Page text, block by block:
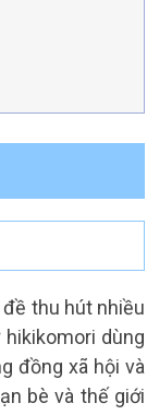
thu hút nhiều
dùng
đồng xã hội và
bè và thế giới